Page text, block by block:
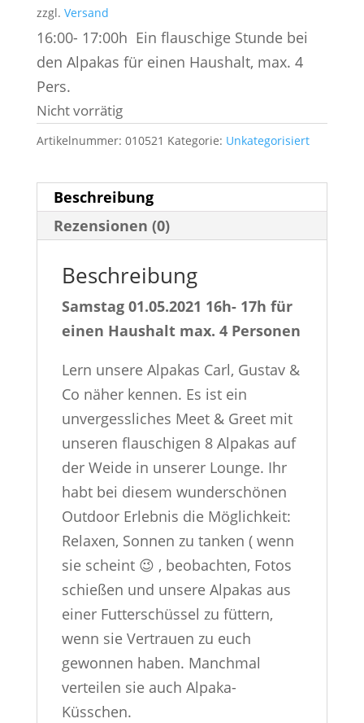
zzgl. Versand
16:00- 17:00h Ein flauschige Stunde bei
den Alpakas für einen Haushalt, max. 4
Pers.
Nicht vorrätig
Artikelnummer: 010521 Kategorie: Unkategorisiert
Beschreibung
Rezensionen (0)
Beschreibung
Samstag 01.05.2021 16h- 17h für
einen Haushalt max. 4 Personen
Lern unsere Alpakas Carl, Gustav &
Co näher kennen. Es ist ein
unvergessliches Meet & Greet mit
unseren flauschigen 8 Alpakas auf
der Weide in unserer Lounge. Ihr
habt bei diesem wunderschönen
Outdoor Erlebnis die Möglichkeit:
Relaxen, Sonnen zu tanken ( wenn
sie scheint 😉 , beobachten, Fotos
schießen und unsere Alpakas aus
einer Futterschüssel zu füttern,
wenn sie Vertrauen zu euch
gewonnen haben. Manchmal
verteilen sie auch Alpaka-
Küsschen.